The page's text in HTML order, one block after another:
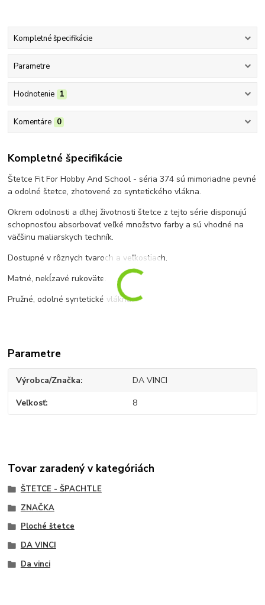
Kompletné špecifikácie
Parametre
Hodnotenie 1
Komentáre 0
Kompletné špecifikácie
Štetce Fit For Hobby And School - séria 374 sú mimoriadne pevné
a odolné štetce, zhotovené zo syntetického vlákna.
Okrem odolnosti a dlhej životnosti štetce z tejto série disponujú
schopnosťou absorbovať veľké množstvo farby a sú vhodné na
väčšinu maliarskych techník.
Dostupné v rôznych tvaroch a veľkostiach.
Matné, nekĺzavé rukoväte.
Pružné, odolné syntetické vlákna.
Parametre
Výrobca/Značka DA VINCI
Veľkosť 8
Tovar zaradený v kategóriách
ŠTETCE - ŠPACHTLE
ZNAČKA
Ploché štetce
DA VINCI
Da vinci